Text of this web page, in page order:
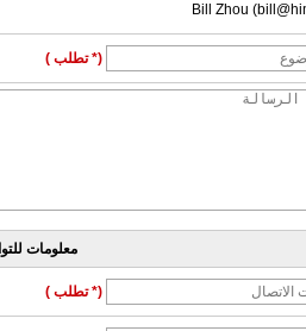
Bill Zhou
(* تطلب )
معلومات
(* تطلب )